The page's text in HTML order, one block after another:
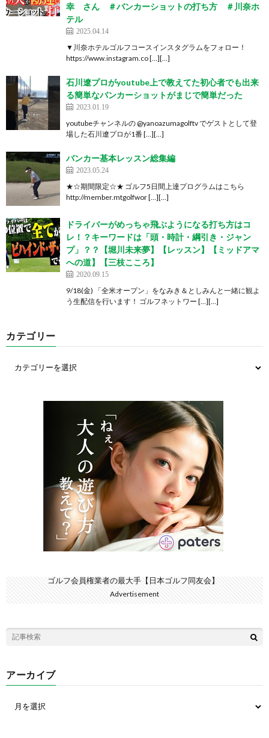
幸 さん ＃バンカーショットの打ち方 ＃川奈ホ
テル
2025.04.14
▼川奈ホテルゴルフコースインスタグラムをフォロー！
https://www.instagram.co […][…]
石川遼プロがyoutube上で教えてた初心者でも出来
る簡単なバンカーショットがまじで簡単だった
2023.01.19
youtubeチャンネルの @yanoazumagolftv でゲストとして登
場した石川遼プロが1番 […][…]
バンカー基本レッスン総集編
2023.05.24
★☆期間限定☆★ ゴルフ5日間上達プログラムはこちら
http://member.mtgolfwor […][…]
ドライバーがめっちゃ飛ぶようになる打ち方はコ
レ！？キーワードは「頭・時計・綱引き・ジャン
プ」？？【堀川未来夢】【レッスン】【ミッドアマ
への道】【三枝こころ】
2020.09.15
9/18(金) 「全米オープン」をなみき＆としみんと一緒に観よ
う生配信を行います！ ゴルフネットワー […][…]
カテゴリー
ゴルフ会員権業者の最大手【日本ゴルフ同友会】
Advertisement
アーカイブ